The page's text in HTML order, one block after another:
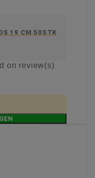
19 CM 50STK
on review(s)